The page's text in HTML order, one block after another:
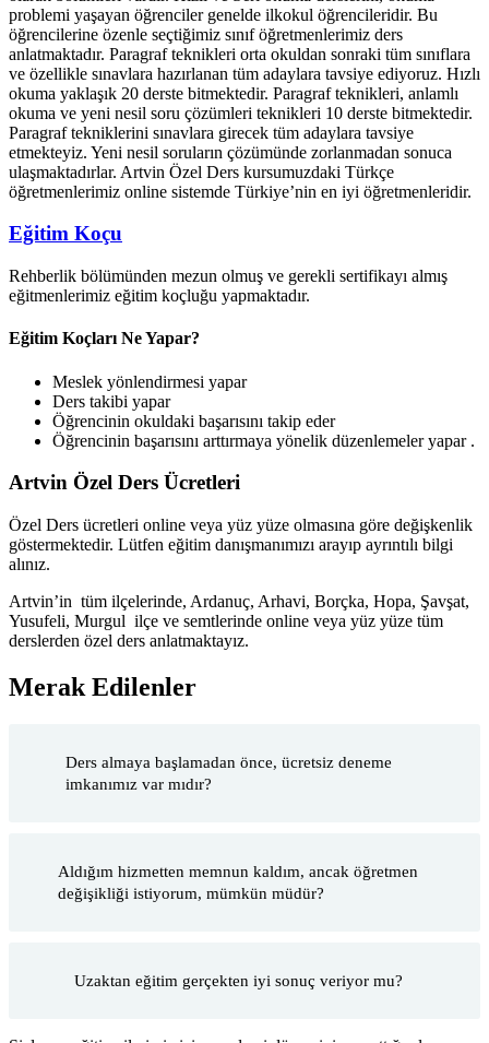
problemi yaşayan öğrenciler genelde ilkokul öğrencileridir. Bu
öğrencilerine özenle seçtiğimiz sınıf öğretmenlerimiz ders
anlatmaktadır. Paragraf teknikleri orta okuldan sonraki tüm sınıflara
ve özellikle sınavlara hazırlanan tüm adaylara tavsiye ediyoruz. Hızlı
okuma yaklaşık 20 derste bitmektedir. Paragraf teknikleri, anlamlı
okuma ve yeni nesil soru çözümleri teknikleri 10 derste bitmektedir.
Paragraf tekniklerini sınavlara girecek tüm adaylara tavsiye
etmekteyiz. Yeni nesil soruların çözümünde zorlanmadan sonuca
ulaşmaktadırlar. Artvin Özel Ders kursumuzdaki Türkçe
öğretmenlerimiz online sistemde Türkiye’nin en iyi öğretmenleridir.
Eğitim Koçu
Rehberlik bölümünden mezun olmuş ve gerekli sertifikayı almış
eğitmenlerimiz eğitim koçluğu yapmaktadır.
Eğitim Koçları Ne Yapar?
Meslek yönlendirmesi yapar
Ders takibi yapar
Öğrencinin okuldaki başarısını takip eder
Öğrencinin başarısını arttırmaya yönelik düzenlemeler yapar .
Artvin Özel Ders Ücretleri
Özel Ders ücretleri online veya yüz yüze olmasına göre değişkenlik
göstermektedir. Lütfen eğitim danışmanımızı arayıp ayrıntılı bilgi
alınız.
Artvin’in tüm ilçelerinde, Ardanuç, Arhavi, Borçka, Hopa, Şavşat,
Yusufeli, Murgul ilçe ve semtlerinde online veya yüz yüze tüm
derslerden özel ders anlatmaktayız.
Merak Edilenler
Ders almaya başlamadan önce, ücretsiz deneme
imkanımız var mıdır?
Aldığım hizmetten memnun kaldım, ancak öğretmen
değişikliği istiyorum, mümkün müdür?
Uzaktan eğitim gerçekten iyi sonuç veriyor mu?